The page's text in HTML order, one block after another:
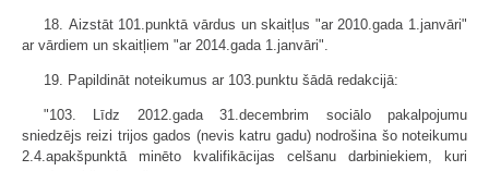
18. Aizstāt 101.punktā vārdus un skaitļus "ar 2010.gada 1.janvāri"
ar vārdiem un skaitļiem "ar 2014.gada 1.janvāri".
19. Papildināt noteikumus ar 103.punktu šādā redakcijā:
"103. Līdz 2012.gada 31.decembrim sociālo pakalpojumu
sniedzējs reizi trijos gados (nevis katru gadu) nodrošina šo noteikumu
2.4.apakšpunktā minēto kvalifikācijas celšanu darbiniekiem, kuri